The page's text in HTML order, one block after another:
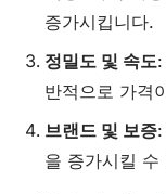
증가시킵니다.
정밀도및 속도:
반적으로 가격
브랜드 및 보증:
을 증가시킬 수